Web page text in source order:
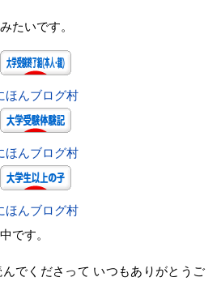
たいです。
ほんブログ村
ほんブログ村
ほんブログ村
です。
でくださって いつもありがとうご